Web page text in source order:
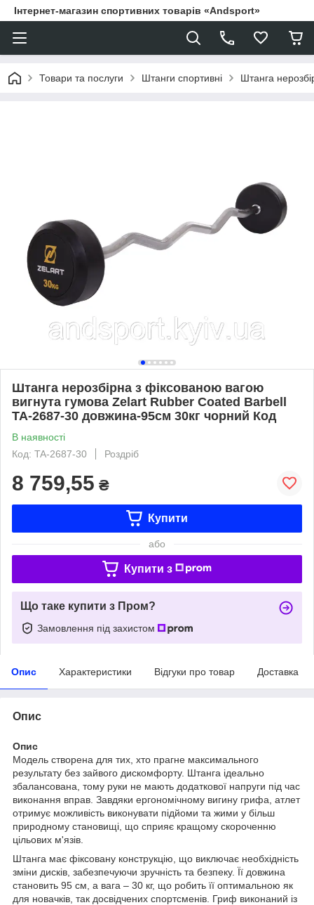
Інтернет-магазин спортивних товарів «Andsport»
Товари та послуги Штанги спортивні Штанга
Штанга нерозбірна з фіксованою вагою
вигнута гумова Zelart Rubber Coated Barbell
TA-2687-30 довжина-95см 30кг чорний Код
В наявності
Код: TA-2687-30
Роздріб
8 759,55 ₴
Купити
або
Купити з
Що таке купити з Пром?
Замовлення під захистом
Опис Характеристики Відгуки про товар Доставка
Опис
Опис
Модель створена для тих, хто прагне максимального
результату без зайвого дискомфорту. Штанга ідеально
збалансована, тому руки не мають додаткової напруги під час
виконання вправ. Завдяки ергономічному вигину грифа, атлет
отримує можливість виконувати підйоми та жими у більш
природному становищі, що сприяє кращому скороченню
цільових м'язів.
Штанга має фіксовану конструкцію, що виключає необхідність
зміни дисків, забезпечуючи зручність та безпеку. Її довжина
становить 95 см, а вага – 30 кг, що робить її оптимальною як
для новачків, так досвідчених спортсменів. Гриф виконаний із